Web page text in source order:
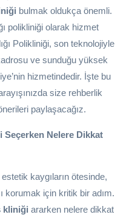
bulmak oldukça önemli.
polikliniği olarak hizmet
Polikliniği, son teknolojiyle
ve sunduğu yüksek
hizmetindedir. İşte bu
size rehberlik
paylaşacağız.
Nelere Dikkat
kaygıların ötesinde,
korumak için kritik bir adım.
kliniği ararken nelere dikkat